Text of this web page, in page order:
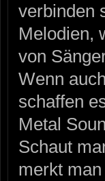
verbinden
Melodien,
von
Wenn
schaffen
Metal
Schaut
merkt